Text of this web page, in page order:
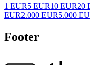
1 EUR5 EUR10 EUR20
EUR2.000 EUR5.000
Footer